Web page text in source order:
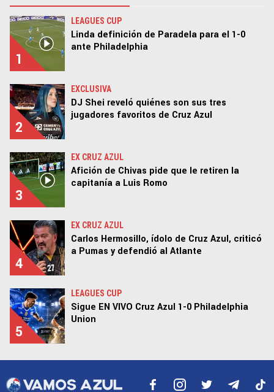
1
LEAGUES CUP
Linda definición de Paradela para el 1-0
ante Philadelphia
2
EXCLUSIVA
DJ Shei reveló quiénes son sus tres
jugadores favoritos de Cruz Azul
3
EX CRUZ AZUL
Afición de Chivas pide que le retiren la
capitanía a Luis Romo
4
EX CRUZ AZUL
Carlos Hermosillo, ídolo de Cruz Azul, criticó
a Pumas y defendió al Atlante
5
LEAGUES CUP
Sigue EN VIVO Cruz Azul 1-0 Philadelphia
Union